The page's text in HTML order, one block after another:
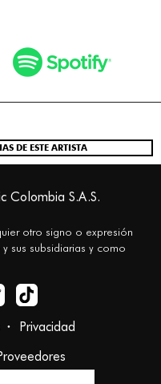
DE ESTE ARTISTA
Colombia S.A.S.
otro signo o expresión
sus subsidiarias y como
Privacidad